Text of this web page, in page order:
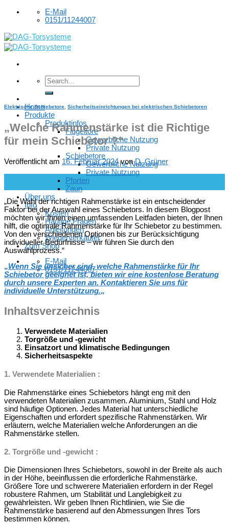
Skip
E-Mail
0151/11244007
Home
Produkte
Produktinfos
Flügeltore
Gewerbliche Nutzung
Private Nutzung
Schiebetore
Gewerbliche Nutzung
Private Nutzung
Pforten
Zaun
Über uns
Info
Kosten
Häufige Fragen
Anleitungen
Wiederverkäufer
Zum Shop
E-Mail
0151/11244007
Elektrische Schiebetore Sicherheitseinrichtungen bei elektrischen Schiebetoren
„Welche Rahmenstärke ist die Richtige
für mein Schiebetor ?“
Veröffentlicht am 16. Februar 2024vonD. Grüner
„Die Wahl der richtigen Rahmenstärke ist ein entscheidender
Faktor bei der Auswahl eines Schiebetors. In diesem Blogpost
möchten wir Ihnen einen umfassenden Leitfaden bieten, der Ihnen
hilft, die optimale Rahmenstärke für Ihr Schiebetor zu bestimmen.
Von den verschiedenen Optionen bis zur Berücksichtigung
individueller Bedürfnisse – wir führen Sie durch den
Auswahlprozess.“
„Wenn Sie unsicher sind, welche Rahmenstärke für Ihr
Schiebetor geeignet ist, bieten wir eine kostenlose Beratung
durch unsere Experten an. Kontaktieren Sie uns für
individuelle Unterstützung.„
Inhaltsverzeichnis
Verwendete Materialien
Torgröße und -gewicht
Einsatzort und klimatische Bedingungen
Sicherheitsaspekte
1. Verwendete Materialien :
Die Rahmenstärke eines Schiebetors hängt eng mit den
verwendeten Materialien zusammen. Aluminium, Stahl und Holz
sind häufige Optionen. Jedes Material hat unterschiedliche
Eigenschaften und erfordert spezifische Rahmenstärken. Wir
erläutern, welche Materialien welche Anforderungen an die
Rahmenstärke stellen.
2. Torgröße und -gewicht :
Die Dimensionen Ihres Schiebetors, sowohl in der Breite als auch
in der Höhe, beeinflussen die erforderliche Rahmenstärke.
Größere Tore und schwerere Materialien erfordern in der Regel
robustere Rahmen, um Stabilität und Langlebigkeit zu
gewährleisten. Wir geben Ihnen Richtlinien, wie Sie die
Rahmenstärke basierend auf den Abmessungen Ihres Tors
bestimmen können.